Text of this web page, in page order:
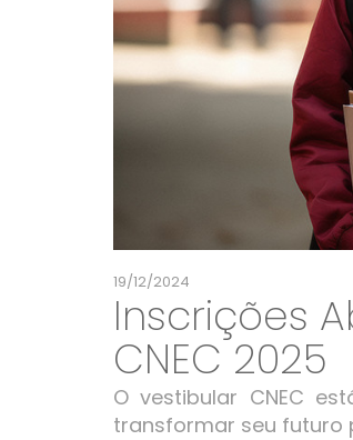
19/12/2024
Inscrições
CNEC 2025
O vestibular CNEC
transformar seu futuro